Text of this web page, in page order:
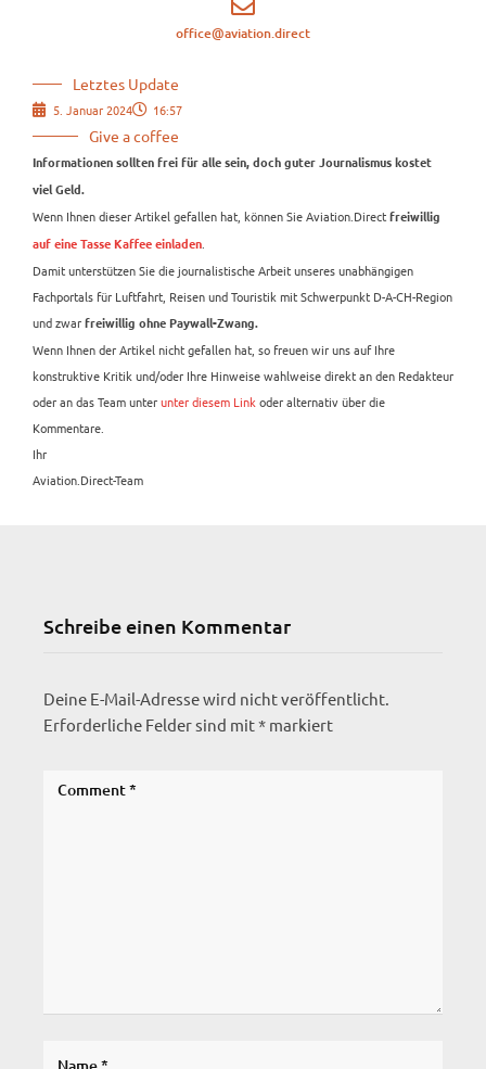
office@aviation.direct
Letztes Update
5. Januar 2024 16:57
Give a coffee
Informationen sollten frei für alle sein, doch guter Journalismus kostet
viel Geld.
Wenn Ihnen dieser Artikel gefallen hat, können Sie Aviation.Direct freiwillig
auf eine Tasse Kaffee einladen.
Damit unterstützen Sie die journalistische Arbeit unseres unabhängigen
Fachportals für Luftfahrt, Reisen und Touristik mit Schwerpunkt D-A-CH-Region
und zwar freiwillig ohne Paywall-Zwang.
Wenn Ihnen der Artikel nicht gefallen hat, so freuen wir uns auf Ihre
konstruktive Kritik und/oder Ihre Hinweise wahlweise direkt an den Redakteur
oder an das Team unterunter diesem Linkoder alternativ über die
Kommentare.
Ihr
Aviation.Direct-Team
Schreibe einen Kommentar
Deine E-Mail-Adresse wird nicht veröffentlicht.
Erforderliche Felder sind mit* markiert